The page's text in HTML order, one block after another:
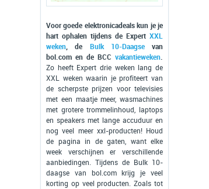
Voor goede elektronicadeals kun je je
hart ophalen tijdens de Expert XXL
weken, de Bulk 10-Daagsevan
bol.com en de BCC vakantieweken.
Zo heeft Expert drie weken lang de
XXL weken waarin je profiteert van
de scherpste prijzen voor televisies
met een maatje meer, wasmachines
met grotere trommelinhoud, laptops
en speakers met lange accuduur en
nog veel meer xxl-producten! Houd
de pagina in de gaten, want elke
week verschijnen er verschillende
aanbiedingen. Tijdens de Bulk 10-
daagse van bol.com krijg je veel
korting op veel producten. Zoals tot